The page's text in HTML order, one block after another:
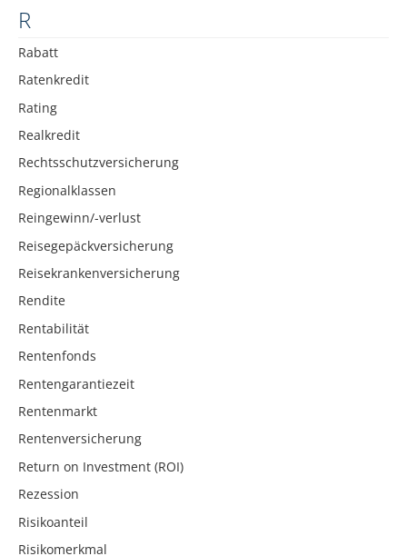
R
Rabatt
Ratenkredit
Rating
Realkredit
Rechtsschutzversicherung
Regionalklassen
Reingewinn/-verlust
Reisegepäckversicherung
Reisekrankenversicherung
Rendite
Rentabilität
Rentenfonds
Rentengarantiezeit
Rentenmarkt
Rentenversicherung
Return on Investment (ROI)
Rezession
Risikoanteil
Risikomerkmal